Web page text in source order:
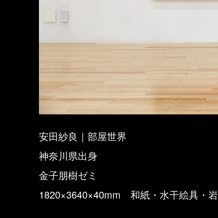
安田紗良｜部屋世界
神奈川県出身
金子朋樹ゼミ
1820×3640×40mm 和紙・水干絵具・